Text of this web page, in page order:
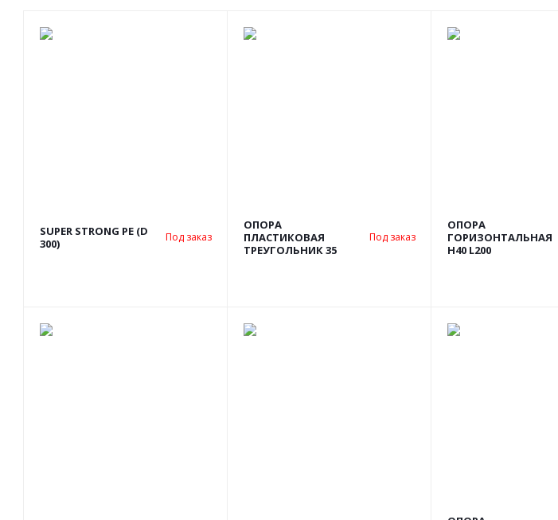
SUPER STRONG PE (D
300)
Под заказ
ОПОРА
ПЛАСТИКОВАЯ
ТРЕУГОЛЬНИК 35
Под заказ
ОПОРА
ГОРИЗОНТАЛЬНАЯ
H40 L200